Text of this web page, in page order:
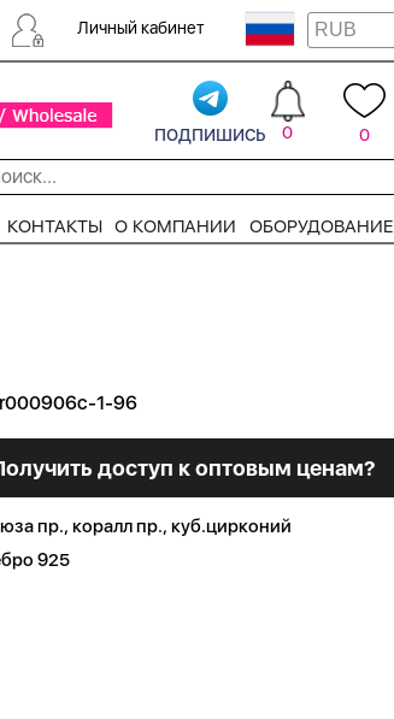
Личный кабинет
подпишись 0 0
КОНТАКТЫ О КОМПАНИИ ОБОРУДОВАНИЕ
1-96
доступ к оптовым ценам?
пр., коралл пр., куб.цирконий
925